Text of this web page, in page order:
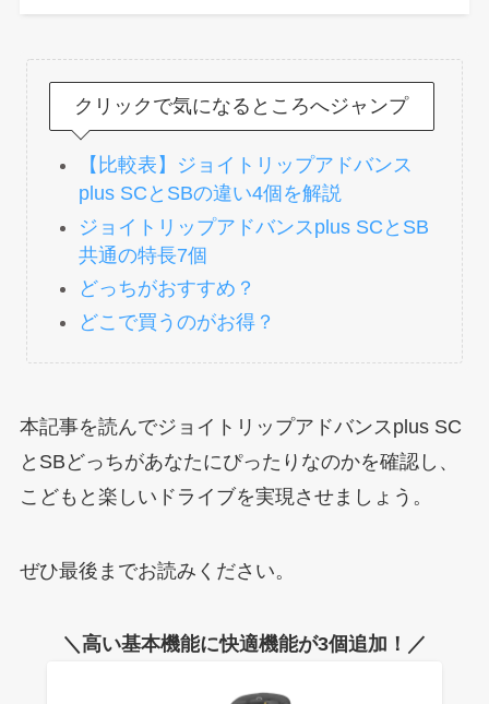
クリックで気になるところへジャンプ
【比較表】ジョイトリップアドバンス
plus SCとSBの違い4個を解説
ジョイトリップアドバンスplus SCとSB
共通の特長7個
どっちがおすすめ？
どこで買うのがお得？
本記事を読んでジョイトリップアドバンスplus SC
とSBどっちがあなたにぴったりなのかを確認し、
こどもと楽しいドライブを実現させましょう。
ぜひ最後までお読みください。
＼高い基本機能に快適機能が3個追加！／